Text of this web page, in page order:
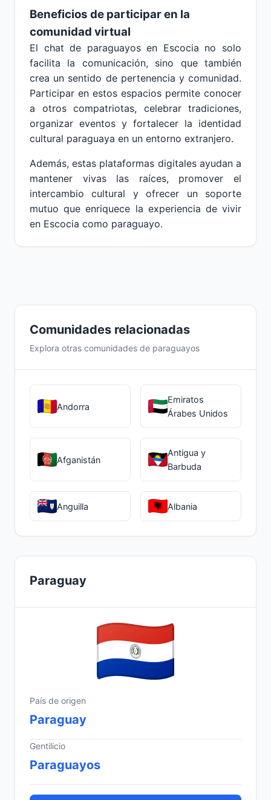
Beneficios de participar en la
comunidad virtual
El chat de paraguayos en Escocia no solo
facilita la comunicación, sino que también
crea un sentido de pertenencia y comunidad.
Participar en estos espacios permite conocer
a otros compatriotas, celebrar tradiciones,
organizar eventos y fortalecer la identidad
cultural paraguaya en un entorno extranjero.
Además, estas plataformas digitales ayudan a
mantener vivas las raíces, promover el
intercambio cultural y ofrecer un soporte
mutuo que enriquece la experiencia de vivir
en Escocia como paraguayo.
Comunidades relacionadas
Explora otras comunidades de paraguayos
Andorra
Emiratos
Árabes Unidos
Afganistán
Antigua y
Barbuda
Anguilla Albania
Paraguay
País de origen
Paraguay
Gentilicio
Paraguayos